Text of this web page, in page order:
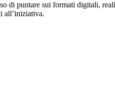
di puntare sui formati digitali,
all’iniziativa.